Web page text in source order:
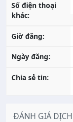
Số điện thoại
khác:
Giờ đăng:
Ngày đăng:
Chia sẻ tin:
ĐÁNH GIÁ